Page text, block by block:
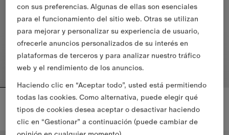
Vestido en algodón Check
410,00 €
Vestido en algodón Check, 410,00 €
250,00 €
Vestido camisero en algodón
con sus preferencias. Algunas de ellas son esenciales
para el funcionamiento del sitio web. Otras se utilizan
para mejorar y personalizar su experiencia de usuario,
ofrecerle anuncios personalizados de su interés en
plataformas de terceros y para analizar nuestro tráfico
web y el rendimiento de los anuncios.
Haciendo clic en “Aceptar todo”, usted está permitiendo
todas las cookies. Como alternativa, puede elegir qué
tipos de cookies desea aceptar o desactivar haciendo
clic en “Gestionar” a continuación (puede cambiar de